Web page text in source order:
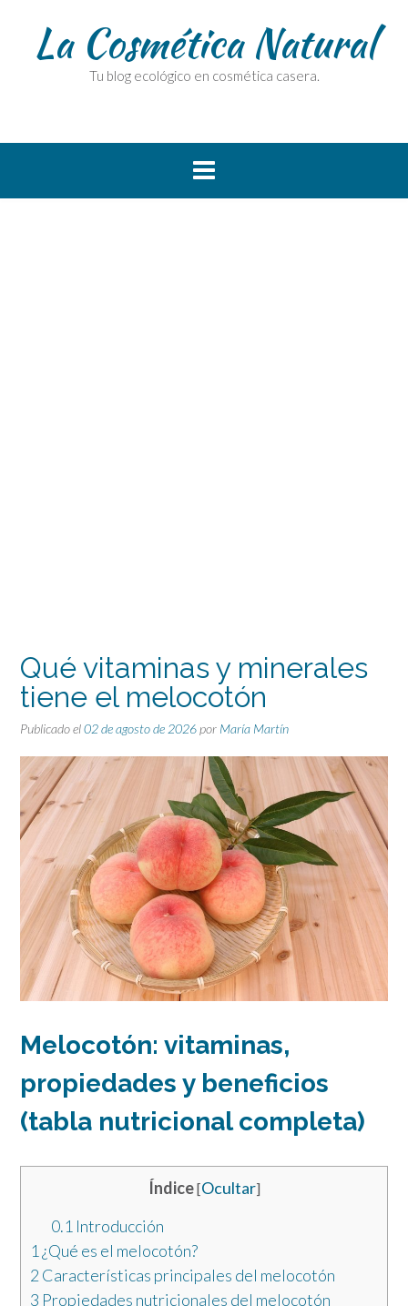
La Cosmética Natural
Tu blog ecológico en cosmética casera.
Qué vitaminas y minerales
tiene el melocotón
Publicado el02 de agosto de 2026por María Martín
Melocotón: vitaminas,
propiedades y beneficios
(tabla nutricional completa)
Índice[Ocultar]
0.1 Introducción
1 ¿Qué es el melocotón?
2 Características principales del melocotón
3 Propiedades nutricionales del melocotón